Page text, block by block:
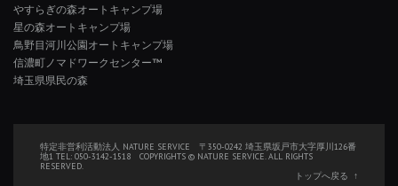
やすらぎの森オートキャンプ場
星の森オートキャンプ場
鳥野目河川公園オートキャンプ場
信濃町ノマドワークセンター™
埼玉県県民の森
特定非営利活動法人 NATURE SERVICE 〒350-0242 埼玉県坂戸市大字厚川126番
地1 TEL: 050-3142-1518 COPYRIGHTS © NATURE SERVICE. ALL RIGHTS
RESERVED.
トップへ戻る